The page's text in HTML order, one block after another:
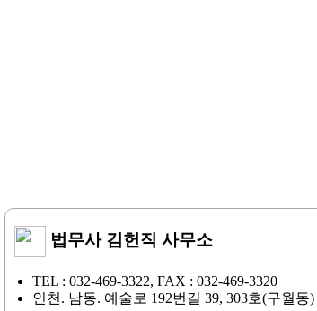
법무사 김헌직 사무소
TEL : 032-469-3322, FAX : 032-469-3320
인천. 남동. 예술로 192번길 39, 303호(구월동)